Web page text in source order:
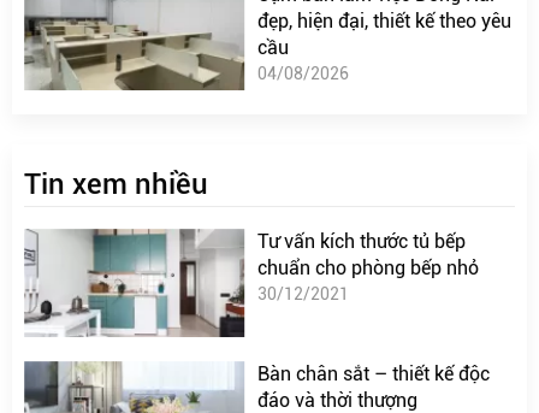
đẹp, hiện đại, thiết kế theo yêu
cầu
04/08/2026
Tin xem nhiều
Tư vấn kích thước tủ bếp
chuẩn cho phòng bếp nhỏ
30/12/2021
Bàn chân sắt – thiết kế độc
đáo và thời thượng